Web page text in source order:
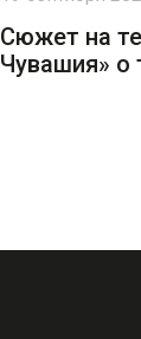
Сюжет на
Чувашия» о